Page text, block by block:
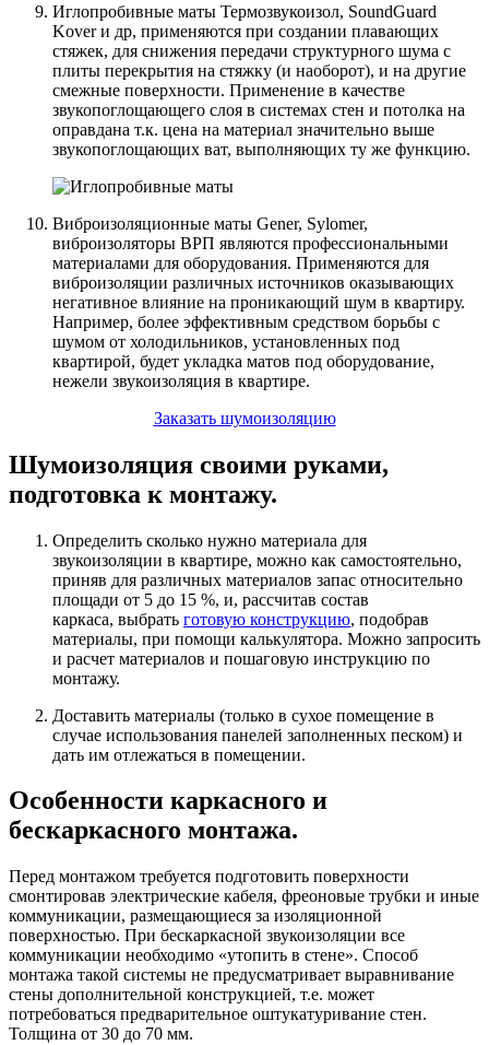
Иглопробивные маты Термозвукоизол, SoundGuard
Kover и др, применяются при создании плавающих
стяжек, для снижения передачи структурного шума с
плиты перекрытия на стяжку (и наоборот), и на другие
смежные поверхности. Применение в качестве
звукопоглощающего слоя в системах стен и потолка на
оправдана т.к. цена на материал значительно выше
звукопоглощающих ват, выполняющих ту же функцию.
Виброизоляционные маты Gener, Sylomer,
виброизоляторы ВРП являются профессиональными
материалами для оборудования. Применяются для
виброизоляции различных источников оказывающих
негативное влияние на проникающий шум в квартиру.
Например, более эффективным средством борьбы с
шумом от холодильников, установленных под
квартирой, будет укладка матов под оборудование,
нежели звукоизоляция в квартире.
Заказать шумоизоляцию
Шумоизоляция своими руками,
подготовка к монтажу.
Определить сколько нужно материала для
звукоизоляции в квартире, можно как самостоятельно,
приняв для различных материалов запас относительно
площади от 5 до 15 %, и, рассчитав состав
каркаса, выбрать готовую конструкцию, подобрав
материалы, при помощи калькулятора. Можно запросить
и расчет материалов и пошаговую инструкцию по
монтажу.
Доставить материалы (только в сухое помещение в
случае использования панелей заполненных песком) и
дать им отлежаться в помещении.
Особенности каркасного и
бескаркасного монтажа.
Перед монтажом требуется подготовить поверхности
смонтировав электрические кабеля, фреоновые трубки и иные
коммуникации, размещающиеся за изоляционной
поверхностью. При бескаркасной звукоизоляции все
коммуникации необходимо «утопить в стене». Способ
монтажа такой системы не предусматривает выравнивание
стены дополнительной конструкцией, т.е. может
потребоваться предварительное оштукатуривание стен.
Толщина от 30 до 70 мм.